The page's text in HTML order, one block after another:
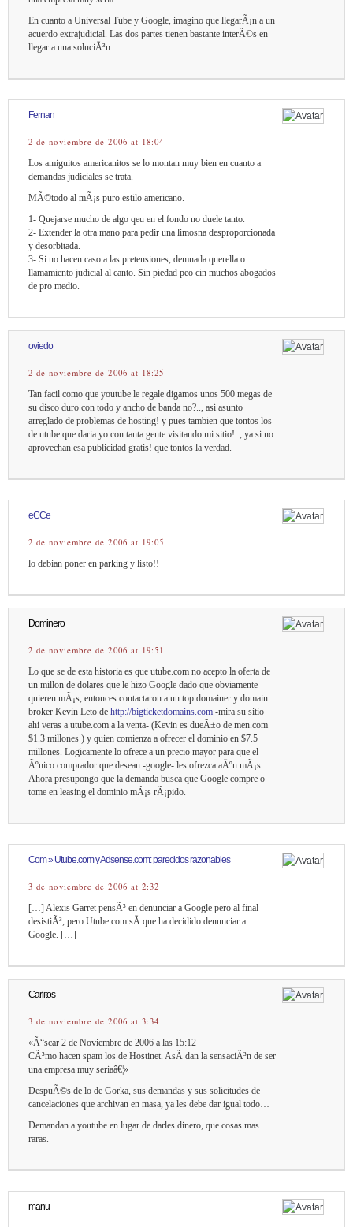
En cuanto a Universal Tube y Google, imagino que llegarÃ¡n a un
acuerdo extrajudicial. Las dos partes tienen bastante interÃ©s en
llegar a una soluciÃ³n.
Fernan
2 de noviembre de 2006 at 18:04
Los amiguitos americanitos se lo montan muy bien en cuanto a
demandas judiciales se trata.
MÃ©todo al mÃ¡s puro estilo americano.
1- Quejarse mucho de algo qeu en el fondo no duele tanto.
2- Extender la otra mano para pedir una limosna desproporcionada
y desorbitada.
3- Si no hacen caso a las pretensiones, demnada querella o
llamamiento judicial al canto. Sin piedad peo cin muchos abogados
de pro medio.
oviedo
2 de noviembre de 2006 at 18:25
Tan facil como que youtube le regale digamos unos 500 megas de
su disco duro con todo y ancho de banda no?.., asi asunto
arreglado de problemas de hosting! y pues tambien que tontos los
de utube que daria yo con tanta gente visitando mi sitio!.., ya si no
aprovechan esa publicidad gratis! que tontos la verdad.
eCCe
2 de noviembre de 2006 at 19:05
lo debian poner en parking y listo!!
Dominero
2 de noviembre de 2006 at 19:51
Lo que se de esta historia es que utube.com no acepto la oferta de
un millon de dolares que le hizo Google dado que obviamente
quieren mÃ¡s, entonces contactaron a un top domainer y domain
broker Kevin Leto de http://bigticketdomains.com -mira su sitio
ahi veras a utube.com a la venta- (Kevin es dueÃ±o de men.com
$1.3 millones ) y quien comienza a ofrecer el dominio en $7.5
millones. Logicamente lo ofrece a un precio mayor para que el
Ãºnico comprador que desean -google- les ofrezca aÃºn mÃ¡s.
Ahora presupongo que la demanda busca que Google compre o
tome en leasing el dominio mÃ¡s rÃ¡pido.
Com » Utube.com y Adsense.com: parecidos razonables
3 de noviembre de 2006 at 2:32
[…] Alexis Garret pensÃ³ en denunciar a Google pero al final
desistiÃ³, pero Utube.com sÃ­ que ha decidido denunciar a
Google. […]
Carlitos
3 de noviembre de 2006 at 3:34
«Ã“scar 2 de Noviembre de 2006 a las 15:12
CÃ³mo hacen spam los de Hostinet. AsÃ­ dan la sensaciÃ³n de ser
una empresa muy seriaâ€¦»
DespuÃ©s de lo de Gorka, sus demandas y sus solicitudes de
cancelaciones que archivan en masa, ya les debe dar igual todo…
Demandan a youtube en lugar de darles dinero, que cosas mas
raras.
manu